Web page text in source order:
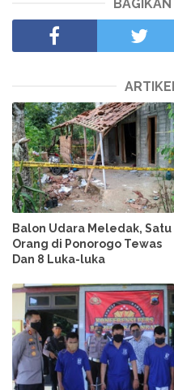
BAGIKAN
Balon Udara Meledak, Satu
Orang di Ponorogo Tewas
Dan 8 Luka-luka